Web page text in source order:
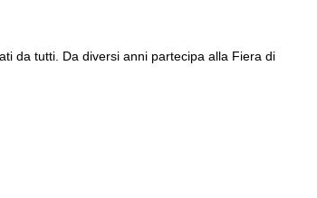
da tutti. Da diversi anni partecipa alla Fiera di